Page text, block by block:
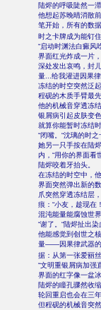
陆烬的呼吸陡然一
他想起苏晚晴消散
笔开始，所有的数
时之卡牌成为能钉
“启动时渊法白癜风
界面红光炸成一片
深处发出哀鸣，封
量...给我灌进因果
冻结的时空突然泛
程砚的木质手臂最
他的机械音穿透冻
银屑病引起皮肤变色
就算你能暂时冻结
“闭嘴。“沈璃的时
她另一只手按在陆
内，“用你的界面看
陆烬咬着牙抬头。
在冻结的时空中，
界面突然弹出新的
爪突然穿透冻结层
痕：“小友，趁现在
混沌能量能腐蚀世
“谢了。“陆烬扯出
他能感觉到创世之
量――因果律武器的
据：从第一张爱丽
“文明重银屑病加强
界面的红字像一盆
陆烬的瞳孔骤然收
轮回重启也会在三
但程砚的机械音突